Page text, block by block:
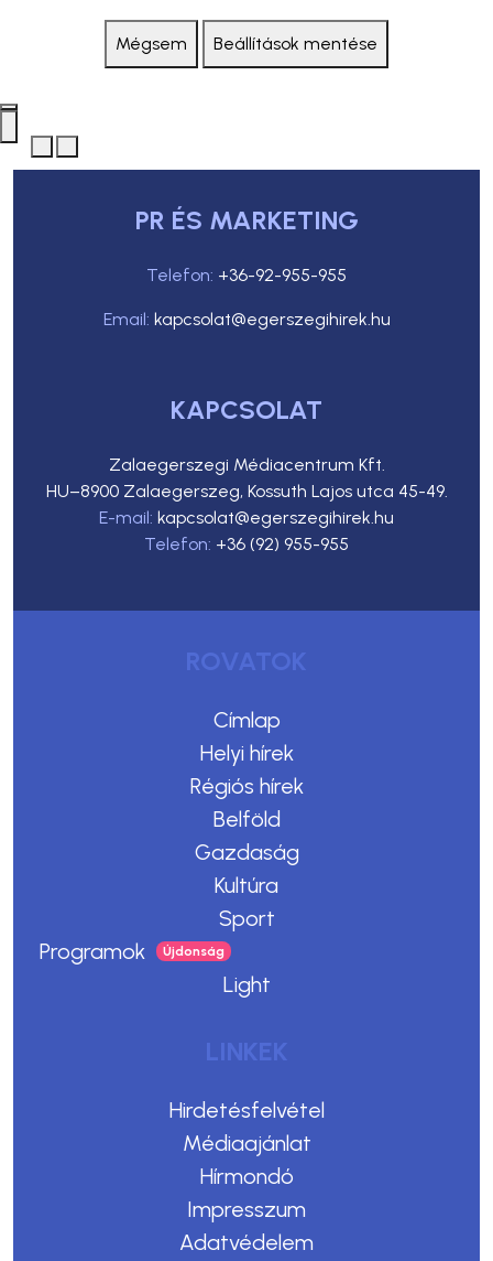
Mégsem Beállítások mentése
PR ÉS MARKETING
Telefon: +36-92-955-955
Email: kapcsolat@egerszegihirek.hu
KAPCSOLAT
Zalaegerszegi Médiacentrum Kft.
HU–8900 Zalaegerszeg, Kossuth Lajos utca 45-49.
E-mail: kapcsolat@egerszegihirek.hu
Telefon: +36 (92) 955-955
ROVATOK
Címlap
Helyi hírek
Régiós hírek
Belföld
Gazdaság
Kultúra
Sport
Programok
Light
LINKEK
Hirdetésfelvétel
Médiaajánlat
Hírmondó
Impresszum
Adatvédelem